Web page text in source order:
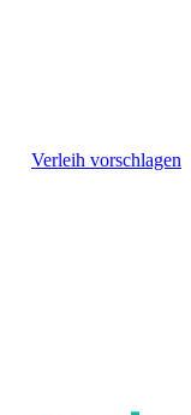
Verleih vorschlagen